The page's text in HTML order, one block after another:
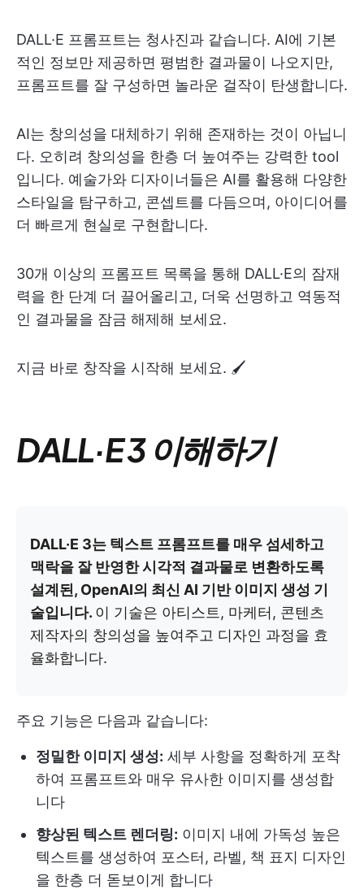
DALL·E 프롬프트는 청사진과 같습니다. AI에 기본
적인 정보만 제공하면 평범한 결과물이 나오지만,
프롬프트를 잘 구성하면 놀라운 걸작이 탄생합니다.
AI는 창의성을 대체하기 위해 존재하는 것이 아닙니
다. 오히려 창의성을 한층 더 높여주는 강력한 tool
입니다. 예술가와 디자이너들은 AI를 활용해 다양한
스타일을 탐구하고, 콘셉트를 다듬으며, 아이디어를
더 빠르게 현실로 구현합니다.
30개 이상의 프롬프트 목록을 통해 DALL·E의 잠재
력을 한 단계 더 끌어올리고, 더욱 선명하고 역동적
인 결과물을 잠금 해제해 보세요.
지금 바로 창작을 시작해 보세요. 🖌️
DALL·E 3 이해하기
DALL·E 3는 텍스트 프롬프트를 매우 섬세하고
맥락을 잘 반영한 시각적 결과물로 변환하도록
설계된, OpenAI의 최신 AI 기반 이미지 생성 기
술입니다. 이 기술은 아티스트, 마케터, 콘텐츠
제작자의 창의성을 높여주고 디자인 과정을 효
율화합니다.
주요 기능은 다음과 같습니다:
정밀한 이미지 생성: 세부 사항을 정확하게 포착
하여 프롬프트와 매우 유사한 이미지를 생성합
니다
향상된 텍스트 렌더링: 이미지 내에 가독성 높은
텍스트를 생성하여 포스터, 라벨, 책 표지 디자인
을 한층 더 돋보이게 합니다